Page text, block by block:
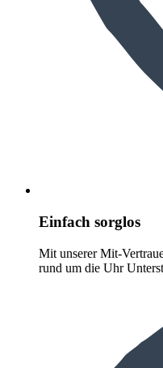
Einfach sorglos
Mit unserer Mit-
rund um die Uhr